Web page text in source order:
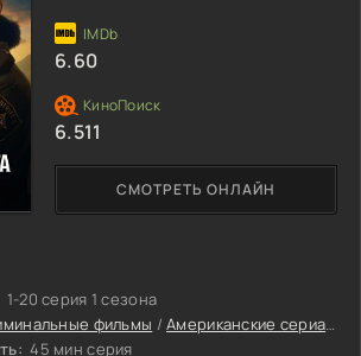
1-20 серия 1 сезона
фильмы /Американские сериалы
45 мин серия
СМОТРЕТЬ ОНЛАЙН
6.60
6.511